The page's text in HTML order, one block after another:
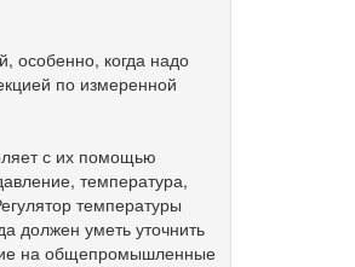
особенно, когда надо
по измеренной
с их помощью
температура,
температуры
должен уметь уточнить
на общепромышленные